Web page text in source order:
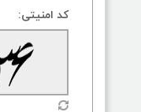
کد امنیتی: